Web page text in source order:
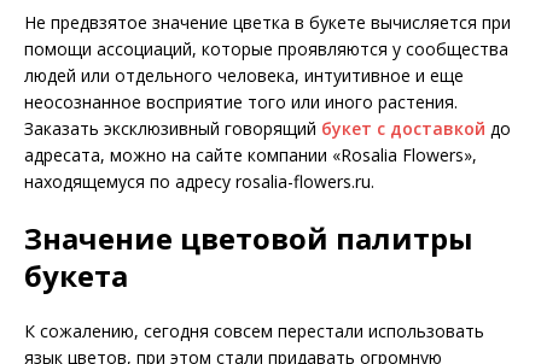
Не предвзятое значение цветка в букете вычисляется при
помощи ассоциаций, которые проявляются у сообщества
людей или отдельного человека, интуитивное и еще
неосознанное восприятие того или иного растения.
Заказать эксклюзивный говорящий букет с доставкой до
адресата, можно на сайте компании «Rosalia Flowers»,
находящемуся по адресу rosalia-flowers.ru.
Значение цветовой палитры
букета
К сожалению, сегодня совсем перестали использовать
язык цветов, при этом стали придавать огромную